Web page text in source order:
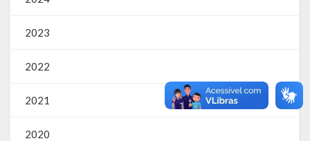
2023
2022
2021
2020